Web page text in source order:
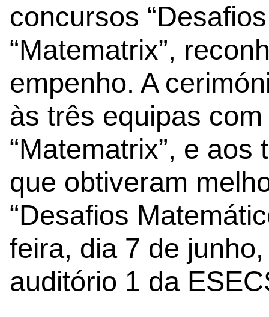
concursos
“Matematrix”,
empenho. A
às três equipas
“Matematrix”, e
que obtiveram
“Desafios
feira, dia 7 de
auditório 1 da